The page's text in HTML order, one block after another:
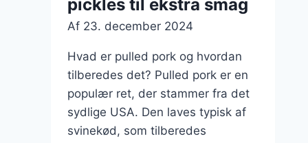
dybere
smag
pickles til ekstra smag
Af 23. december 2024
Hvad er pulled pork og hvordan
tilberedes det? Pulled pork er en
populær ret, der stammer fra det
sydlige USA. Den laves typisk af
svinekød, som tilberedes